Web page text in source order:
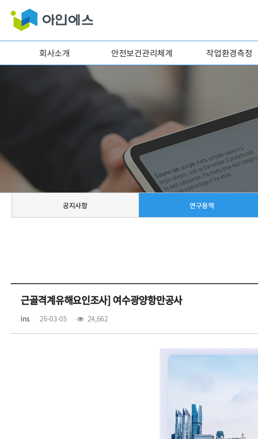
회사소개 안전보건관리체계 작업환경측정
공지사항 연구용역
근골격계유해요인조사] 여수광양항만공사
ins 26-03-05 24,662